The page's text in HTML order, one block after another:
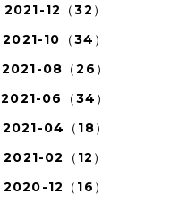
2021-12（32）
2021-10（34）
2021-08（26）
2021-06（34）
2021-04（18）
2021-02（12）
2020-12（16）